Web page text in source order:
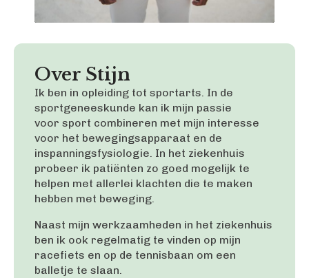
Over Stijn
Ik ben in opleiding tot sportarts. In de
sportgeneeskunde kan ik mijn passie
voor sport combineren met mijn interesse
voor het bewegingsapparaat en de
inspanningsfysiologie. In het ziekenhuis
probeer ik patiënten zo goed mogelijk te
helpen met allerlei klachten die te maken
hebben met beweging.
Naast mijn werkzaamheden in het ziekenhuis
ben ik ook regelmatig te vinden op mijn
racefiets en op de tennisbaan om een
balletje te slaan.